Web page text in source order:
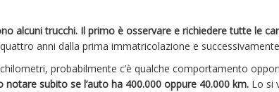
alcuni trucchi. Il primo è osservare e richiedere tutte le
anni dalla prima immatricolazione e
probabilmente c’è qualche comportamento
subito se l’auto ha 400.000 oppure 40.000 km. Lo si